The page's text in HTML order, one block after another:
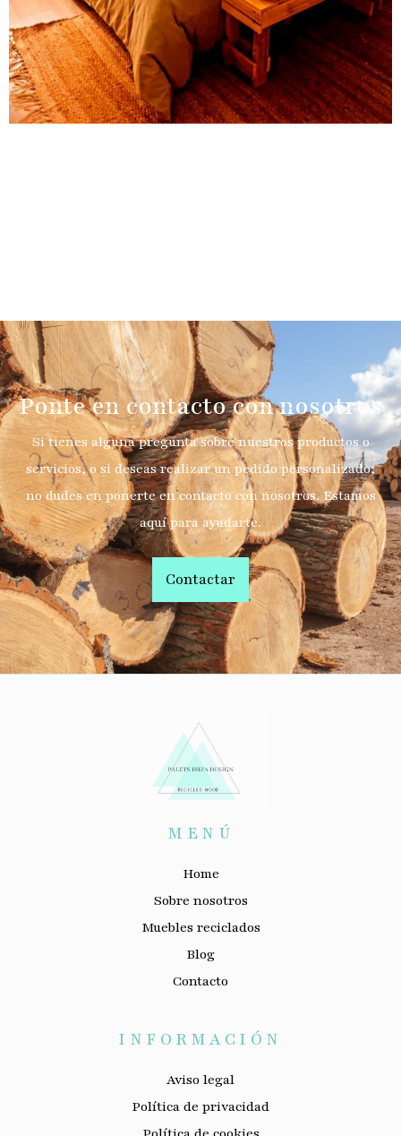
Ponte en contacto con nosotros
Si tienes alguna pregunta sobre nuestros productos o
servicios, o si deseas realizar un pedido personalizado,
no dudes en ponerte en contacto con nosotros. Estamos
aquí para ayudarte.
Contactar
MENÚ
Home
Sobre nosotros
Muebles reciclados
Blog
Contacto
INFORMACIÓN
Aviso legal
Política de privacidad